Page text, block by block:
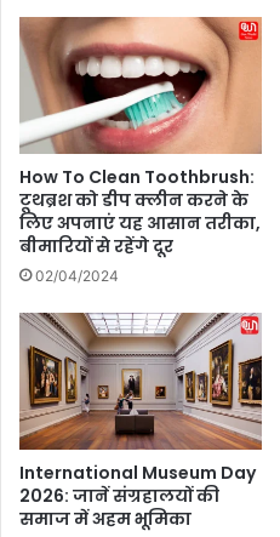
ट्रे
ल
ध
के
दा
र
खु
सा
ज
ने
फ्रां
के
रा
ष्ट्र
प
ति
इ
मै
ए
ल
क्रों
से
की
मु
ला
का
How To Clean Toothbrush:
टूथब्रश को डीप क्लीन करने के
लिए अपनाएं यह आसान तरीका,
बीमारियों से रहेंगे दूर
02/04/2024
International Museum Day
2026: जानें संग्रहालयों की
समाज में अहम भूमिका